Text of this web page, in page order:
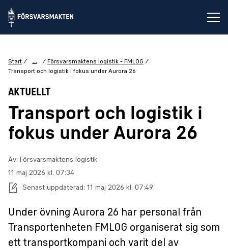
Start ...
Försvarsmaktens logistik - FMLOG
Transport och logistik i fokus under Aurora 26
AKTUELLT
Transport och logistik i
fokus under Aurora 26
Av: Försvarsmaktens logistik
Publiceringsdatum:
11 maj 2026 kl. 07:34
Senast uppdaterad: 11 maj 2026 kl. 07:49
Under övning Aurora 26 har personal från
Transportenheten FMLOG organiserat sig som
ett transportkompani och varit del av